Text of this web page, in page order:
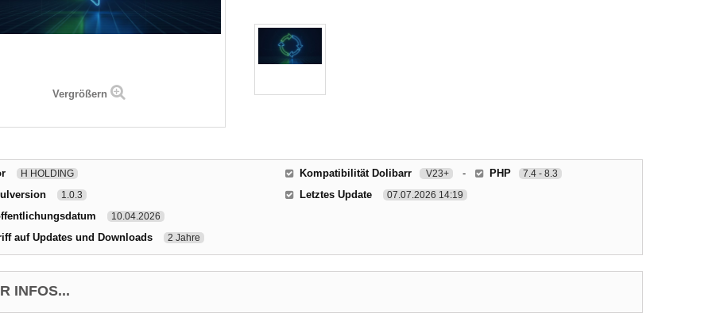
Vergrößern
H HOLDING
1.0.3
10.04.2026
auf Updates und Downloads 2 Jahre
Kompatibilität Dolibarr V23+ - PHP 7.4 - 8.3
Letztes Update 07.07.2026 14:19
INFOS...